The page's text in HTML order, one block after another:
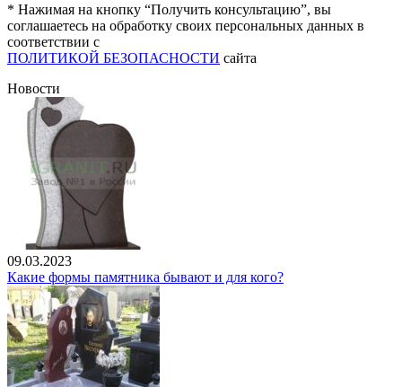
* Нажимая на кнопку “Получить консультацию”, вы
соглашаетесь на обработку своих персональных данных в
соответствии с
ПОЛИТИКОЙ БЕЗОПАСНОСТИ сайта
Новости
09.03.2023
Какие формы памятника бывают и для кого?